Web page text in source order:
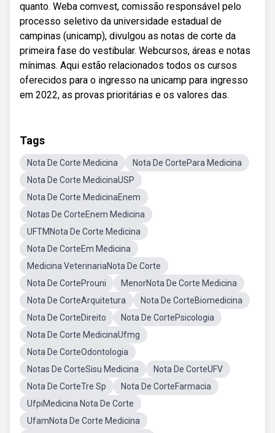
quanto. Weba comvest, comissão responsável pelo
processo seletivo da universidade estadual de
campinas (unicamp), divulgou as notas de corte da
primeira fase do vestibular. Webcursos, áreas e notas
mínimas. Aqui estão relacionados todos os cursos
oferecidos para o ingresso na unicamp para ingresso
em 2022, as provas prioritárias e os valores das.
Tags
Nota De Corte Medicina
Nota De CortePara Medicina
Nota De Corte MedicinaUSP
Nota De Corte MedicinaEnem
Notas De CorteEnem Medicina
UFTMNota De Corte Medicina
Nota De CorteEm Medicina
Medicina VeterinariaNota De Corte
Nota De CorteProuni
MenorNota De Corte Medicina
Nota De CorteArquitetura
Nota De CorteBiomedicina
Nota De CorteDireito
Nota De CortePsicologia
Nota De Corte MedicinaUfmg
Nota De CorteOdontologia
Notas De CorteSisu Medicina
Nota De CorteUFV
Nota De CorteTre Sp
Nota De CorteFarmacia
UfpiMedicina Nota De Corte
UfamNota De Corte Medicina